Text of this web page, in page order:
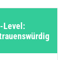
Level: